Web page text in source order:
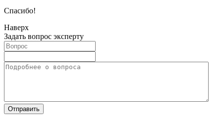
Спасибо!
Наверх
Задать вопрос эксперту